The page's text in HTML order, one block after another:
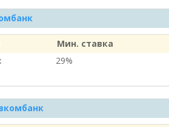
Мин. ставка
29%